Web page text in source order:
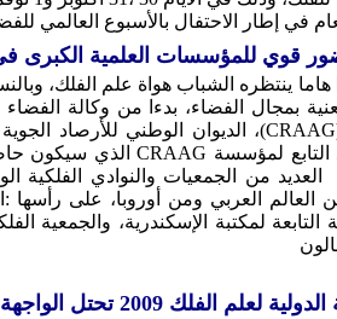
إطار الاحتفال بالأسبوع العالمي للفضاء
قوي للمؤسسات العلمية الكبرى
ينتظره الشباب هواة علم الفلك،
بمجال الفضاء، بدءا من وكالة الفضاء
، الديوان الوطني للأرصاد
التابع لمؤسسة CRAAGالذي سيكون
من الجمعيات والنوادي الفلكية
العربي ومن أوروبا، على رأسها
لمكتبة الإسكندرية، والجمعية
لعلم الفلك 2009 تحتل الواجهة التشريفية